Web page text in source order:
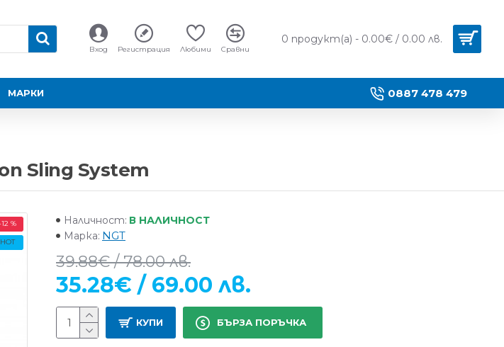
Вход Регистрация Любими Сравни
0 продукт(а) - 0.00€ / 0.00 лв.
МАРКИ 0887 478 479
Sling System
HOT
% Наличност: В НАЛИЧНОСТ
Марка: NGT
35.28€ / 69.00 лв.
39.88€ / 78.00 лв.
КУПИ БЪРЗА ПОРЪЧКА